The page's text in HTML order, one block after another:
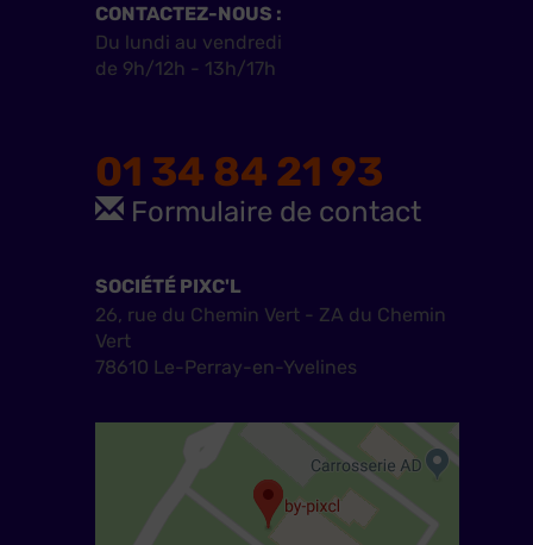
CONTACTEZ-NOUS :
Du lundi au vendredi
de 9h/12h - 13h/17h
01 34 84 21 93
Formulaire de contact
SOCIÉTÉ PIXC'L
26, rue du Chemin Vert - ZA du Chemin
Vert
78610 Le-Perray-en-Yvelines